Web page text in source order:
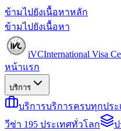
ข้ามไปยังเนื้อหาหลัก
ข้ามไปยังเนื้อหา
iVCInternational Visa
หน้าแรก
บริการ
บริการบริการครบทุกประ
วีซ่า 195 ประเทศทั่วโลก
ป